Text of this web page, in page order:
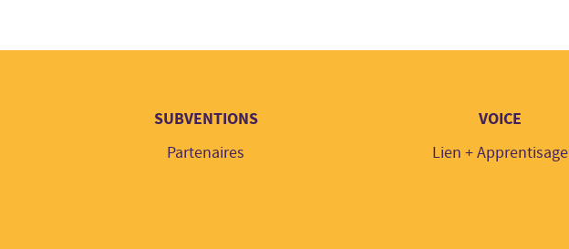
SUBVENTIONS
Partenaires
VOICE
Lien + Apprentisage